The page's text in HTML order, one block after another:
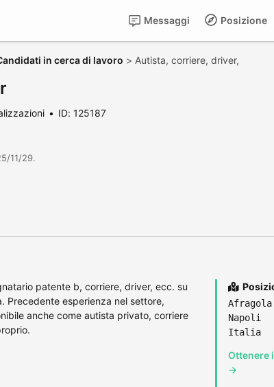
Posizione
Messaggi
in cerca di lavoro > Autista, corriere, driver,
ID: 125187
11/29.
patente b, corriere, driver, ecc. su
Precedente esperienza nel settore,
anche come autista privato, corriere
Afragola
Napoli
Italia
Ottenere
→